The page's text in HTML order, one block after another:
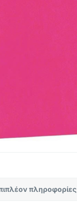
πληροφορίες